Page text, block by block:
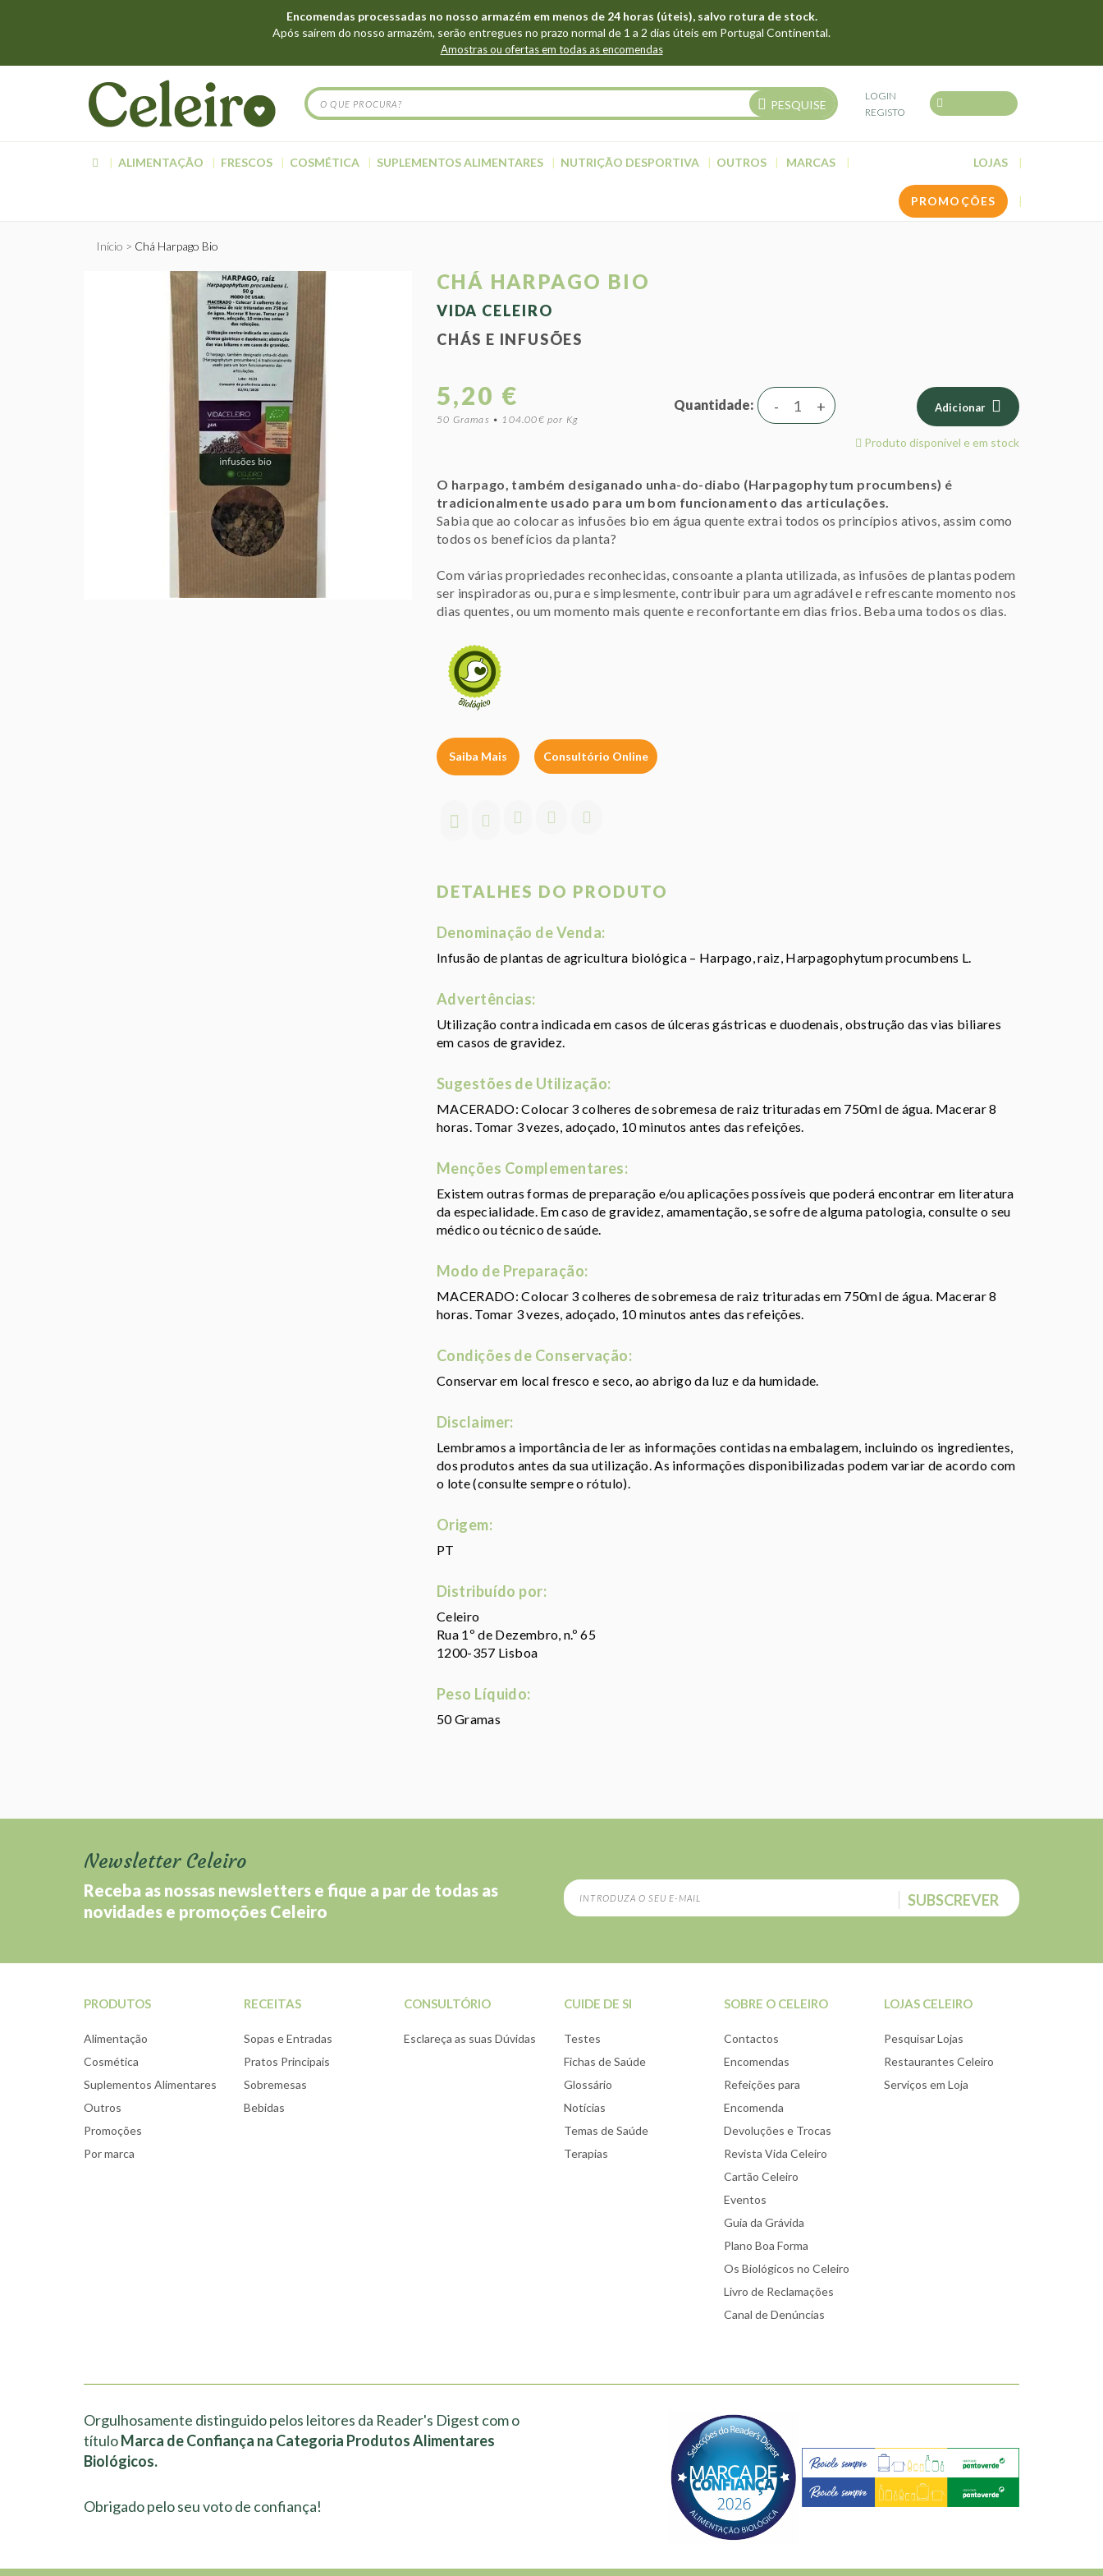
Encomendas processadas no nosso armazém em menos de 24 horas (úteis), salvo rotura de stock.
Após saírem do nosso armazém, serão entregues no prazo normal de 1 a 2 dias úteis em Portugal Continental.
Amostras ou ofertas em todas as encomendas
PESQUISE
LOGIN
REGISTO
ALIMENTAÇÃO FRESCOS COSMÉTICA SUPLEMENTOS ALIMENTARES NUTRIÇÃO DESPORTIVA OUTROS MARCAS LOJAS
PROMOÇÕES
Início Chá Harpago Bio
CHÁ HARPAGO BIO
VIDA CELEIRO
CHÁS E INFUSÕES
5,20 €
50 Gramas • 104.00€ por Kg
Quantidade +
- Adicionar
Produto disponível e em stock
O harpago, também desiganado unha-do-diabo (Harpagophytum procumbens) é
tradicionalmente usado para um bom funcionamento das articulações.
Sabia que ao colocar as infusões bio em água quente extrai todos os princípios ativos, assim como
todos os benefícios da planta?
Com várias propriedades reconhecidas, consoante a planta utilizada, as infusões de plantas podem
ser inspiradoras ou, pura e simplesmente, contribuir para um agradável e refrescante momento nos
dias quentes, ou um momento mais quente e reconfortante em dias frios. Beba uma todos os dias.
Saiba Mais Consultório Online
DETALHES DO PRODUTO
Denominação de Venda:
Infusão de plantas de agricultura biológica – Harpago, raiz, Harpagophytum procumbens L.
Advertências:
Utilização contra indicada em casos de úlceras gástricas e duodenais, obstrução das vias biliares
em casos de gravidez.
Sugestões de Utilização:
MACERADO: Colocar 3 colheres de sobremesa de raiz trituradas em 750ml de água. Macerar 8
horas. Tomar 3 vezes, adoçado, 10 minutos antes das refeições.
Menções Complementares:
Existem outras formas de preparação e/ou aplicações possíveis que poderá encontrar em literatura
da especialidade. Em caso de gravidez, amamentação, se sofre de alguma patologia, consulte o seu
médico ou técnico de saúde.
Modo de Preparação:
MACERADO: Colocar 3 colheres de sobremesa de raiz trituradas em 750ml de água. Macerar 8
horas. Tomar 3 vezes, adoçado, 10 minutos antes das refeições.
Condições de Conservação:
Conservar em local fresco e seco, ao abrigo da luz e da humidade.
Disclaimer:
Lembramos a importância de ler as informações contidas na embalagem, incluindo os ingredientes,
dos produtos antes da sua utilização. As informações disponibilizadas podem variar de acordo com
o lote (consulte sempre o rótulo).
Origem:
PT
Distribuído por:
Celeiro
Rua 1º de Dezembro, n.º 65
1200-357 Lisboa
Peso Líquido:
50 Gramas
Newsletter Celeiro
Receba as nossas newsletters e fique a par de todas as
novidades e promoções Celeiro
SUBSCREVER
PRODUTOS
Alimentação
Cosmética
Suplementos Alimentares
Outros
Promoções
Por marca
RECEITAS
Sopas e Entradas
Pratos Principais
Sobremesas
Bebidas
CONSULTÓRIO
Esclareça as suas Dúvidas
CUIDE DE SI
Testes
Fichas de Saúde
Glossário
Notícias
Temas de Saúde
Terapias
SOBRE O CELEIRO
Contactos
Encomendas
Refeições para
Encomenda
Devoluções e Trocas
Revista Vida Celeiro
Cartão Celeiro
Eventos
Guia da Grávida
Plano Boa Forma
Os Biológicos no Celeiro
Livro de Reclamações
Canal de Denúncias
LOJAS CELEIRO
Pesquisar Lojas
Restaurantes Celeiro
Serviços em Loja
Orgulhosamente distinguido pelos leitores da Reader's Digest com o
títuloMarca de Confiança na Categoria Produtos Alimentares
Biológicos.
Obrigado pelo seu voto de confiança!